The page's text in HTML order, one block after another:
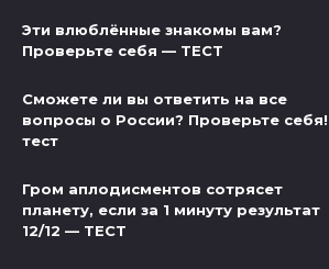
Эти влюблённые знакомы вам?
Проверьте себя — ТЕСТ
Сможете ли вы ответить на все
вопросы о России? Проверьте
тест
Гром аплодисментов сотрясет
планету, если за 1 минуту результат
12/12 — ТЕСТ